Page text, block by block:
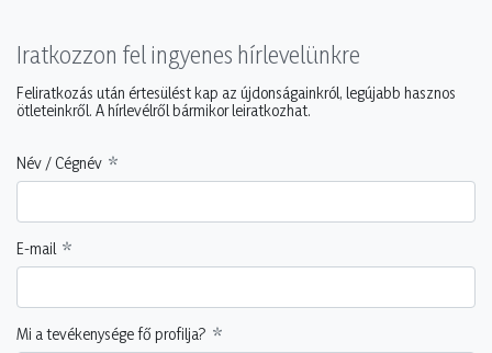
Iratkozzon fel ingyenes hírlevelünkre
Feliratkozás után értesülést kap az újdonságainkról, legújabb hasznos
ötleteinkről. A hírlevélről bármikor leiratkozhat.
Név / Cégnév
E-mail
Mi a tevékenysége fő profilja?